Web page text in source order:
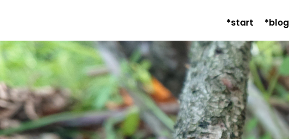
*start *blog